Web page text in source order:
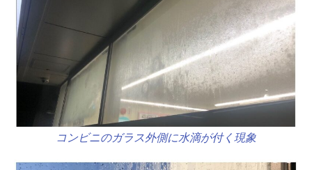
コンビニのガラス外側に水滴が付く現象